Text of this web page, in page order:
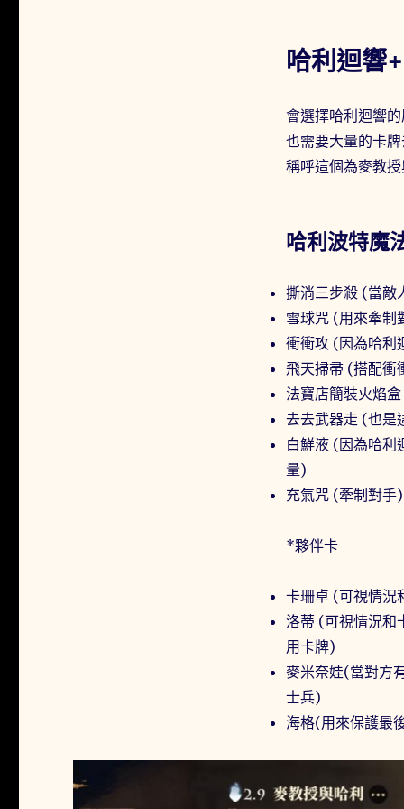
哈利迴響
會選擇哈利迴響
也需要大量的卡
稱呼這個為麥教
哈利波特魔
撕淌三步殺 (當敵
雪球咒 (用來牽制
衝衝攻 (因為哈利
飛天掃帚 (搭配衝
法寶店簡裝火焰
去去武器走 (也是
白鮮液 (因為哈利
量)
充氣咒 (牽制對手)
*夥伴卡
卡珊卓 (可視情況
洛蒂 (可視情況和
用卡牌)
麥米奈娃(當對方
士兵)
海格(用來保護最